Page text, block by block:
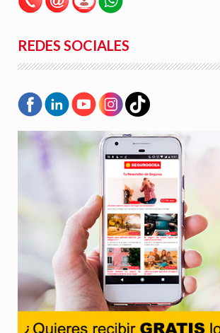
REDES SOCIALES